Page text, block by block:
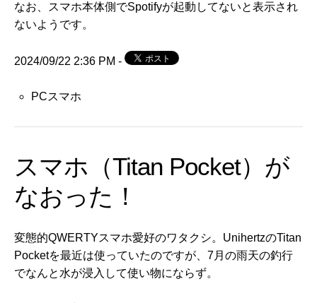
なお、スマホ本体側でSpotifyが起動してないと表示され
ないようです。
2024/09/22 2:36 PM -
PCスマホ
スマホ（Titan Pocket）が
なおった！
変態的QWERTYスマホ愛好のワタクシ。 UnihertzのTitan
Pocketを最近は使っていたのですが、7月の雨天の釣行
でなんと水が浸入して使い物にならず。